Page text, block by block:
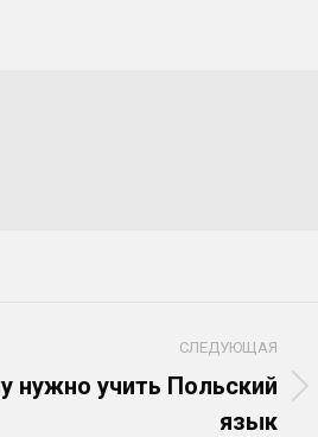
СЛЕДУЮЩАЯ
нужно учить Польский
язык